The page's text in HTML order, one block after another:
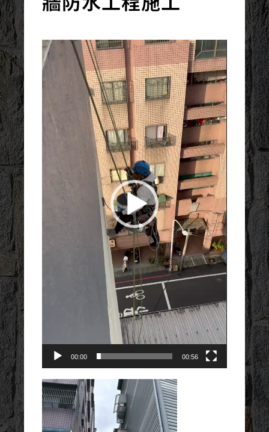
視
訊
播
器
00:00 00:56